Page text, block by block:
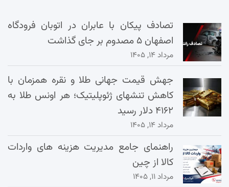
تصادف پیکان با عابران در اتوبان فرودگاه
اصفهان ۵ مصدوم بر جای گذاشت
مرداد ۱۴, ۱۴۰۵
جهش قیمت جهانی طلا و نقره همزمان با
کاهش تنشهای ژئوپلیتیک؛ هر اونس طلا به
۴۱۶۲ دلار رسید
مرداد ۱۴, ۱۴۰۵
راهنمای جامع مدیریت هزینه‌ های واردات
کالا از چین
مرداد ۱۱, ۱۴۰۵